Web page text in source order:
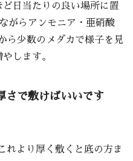
日当たりの良い場所に置
がらアンモニア・亜硝酸
ら少数のメダカで様子を見
します。
さで敷けばいいです
れより厚く敷くと底の方ま